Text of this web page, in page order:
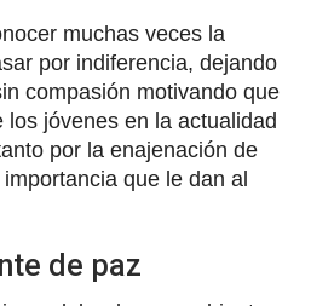
muchas veces la
por indiferencia, dejando
compasión motivando que
los jóvenes en la actualidad
por la enajenación de
que le dan al
de paz